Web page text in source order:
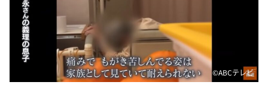
©ABCテレビ